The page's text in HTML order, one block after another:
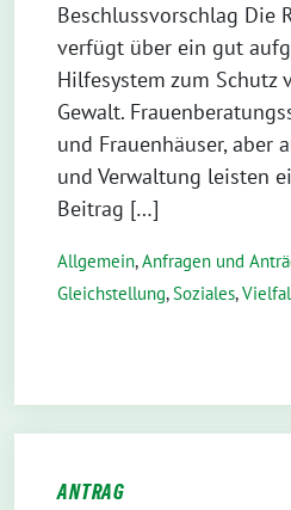
Beschlussvorschlag Die
verfügt über ein gut
Hilfesystem zum Schutz
Gewalt.
und Frauenhäuser, aber
und Verwaltung leisten
Beitrag […]
Allgemein,Anfragen und
Gleichstellung,Soziales,
ANTRAG